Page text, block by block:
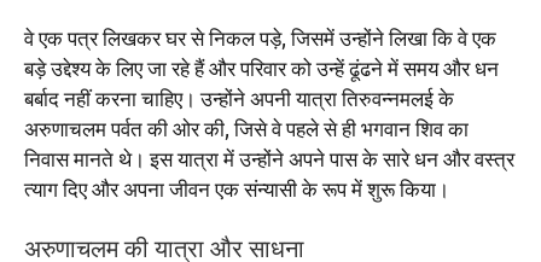
वे एक पत्र लिखकर घर से निकल पड़े, जिसमें उन्होंने लिखा कि वे एक
बड़े उद्देश्य के लिए जा रहे हैं और परिवार को उन्हें ढूंढने में समय और धन
बर्बाद नहीं करना चाहिए। उन्होंने अपनी यात्रा तिरुवन्नमलई के
अरुणाचलम पर्वत की ओर की, जिसे वे पहले से ही भगवान शिव का
निवास मानते थे। इस यात्रा में उन्होंने अपने पास के सारे धन और वस्त्र
त्याग दिए और अपना जीवन एक संन्यासी के रूप में शुरू किया।
अरुणाचलम की यात्रा और साधना